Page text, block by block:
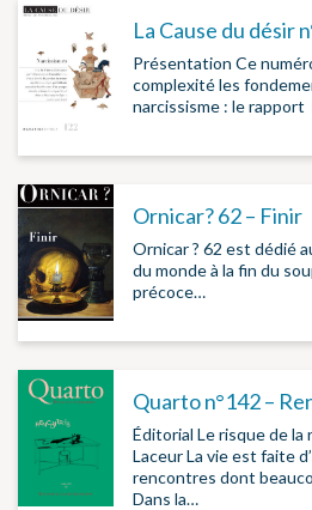
La Cause du désir
Présentation Ce
complexité les
narcissisme : le rapport
Ornicar? 62 – Finir
Ornicar ? 62 est dédié
du monde à la fin du
précoce…
Quarto n°142 –
Éditorial Le risque de
Laceur La vie est faite
rencontres dont
Dans la…